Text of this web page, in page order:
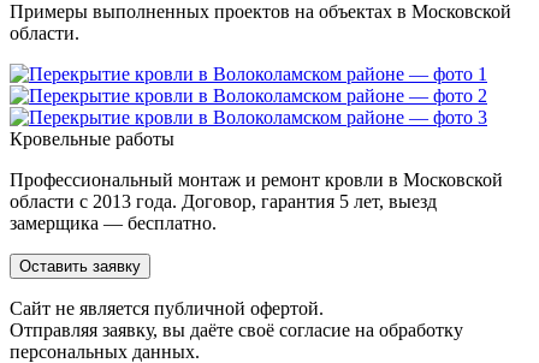
Примеры выполненных проектов на объектах в Московской
области.
Кровельные работы
Профессиональный монтаж и ремонт кровли в Московской
области с 2013 года. Договор, гарантия 5 лет, выезд
замерщика — бесплатно.
Оставить заявку
Cайт не является публичной офертой.
Отправляя заявку, вы даёте своё согласие на обработку
персональных данных.